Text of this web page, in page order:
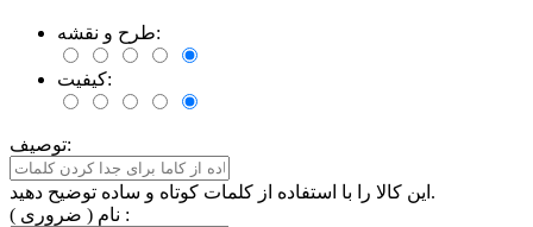
طرح و نقشه:
کیفیت:
توصیف:
این کالا را با استفاده از کلمات کوتاه و ساده توضیح دهید.
نام ( ضروری ) :